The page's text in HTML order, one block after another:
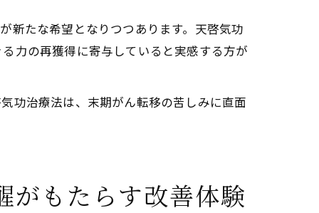
新たな希望となりつつあります。天啓気功
力の再獲得に寄与していると実感する方が
功治療法は、末期がん転移の苦しみに直面
がもたらす改善体験